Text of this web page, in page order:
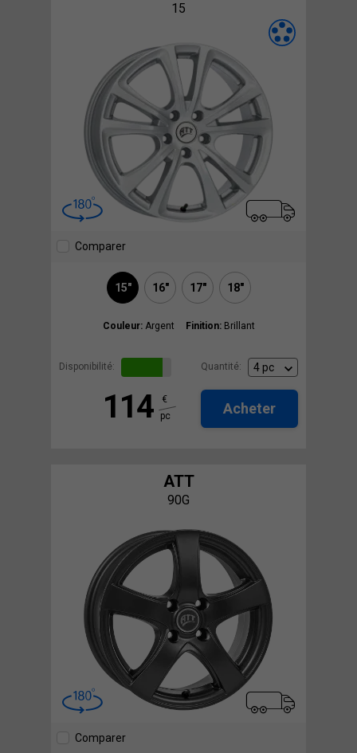
15
Comparer
15" 16" 17" 18"
Couleur: Argent Finition: Brillant
Disponibilité: Quantité:
114
€
pc
Acheter
ATT
90G
Comparer